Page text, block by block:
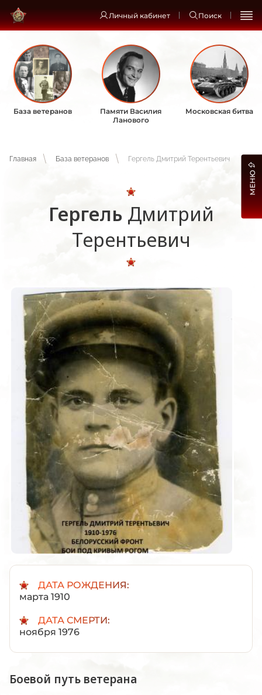
Личный кабинет Поиск
База ветеранов
Памяти Василия
Ланового
Московская битва
Главная База ветеранов Гергель Дмитрий Терентьевич
Гергель Дмитрий
Терентьевич
ДАТА РОЖДЕНИЯ:
марта 1910
ДАТА СМЕРТИ:
ноября 1976
Боевой путь ветерана
МЕНЮ